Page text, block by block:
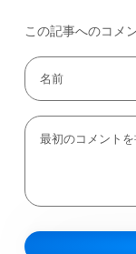
この記事へのコメ